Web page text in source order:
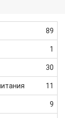
89
1
30
11
9